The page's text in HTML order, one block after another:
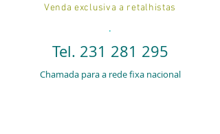
Venda exclusiva a retalhistas
.
Tel. 231 281 295
Chamada para a rede fixa nacional